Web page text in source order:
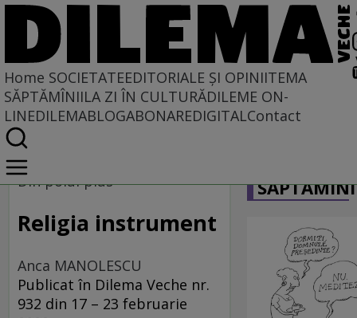
Home SOCIETATEEDITORIALE ȘI OPINIITEMA
SĂPTĂMÎNIILA ZI ÎN CULTURĂDILEME ON-
LINEDILEMABLOGABONAREDIGITALContact
Home
Societate
DIN POLUL PLUS
Din polul plus
Religia instrument
Anca MANOLESCU
Publicat în Dilema Veche nr.
932 din 17 – 23 februarie